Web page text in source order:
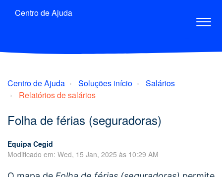
Centro de Ajuda
Centro de Ajuda Soluções início
Salários
Relatórios de salários
Folha de férias (seguradoras)
Equipa Cegid
Modificado em: Wed, 15 Jan, 2025 às 10:29 AM